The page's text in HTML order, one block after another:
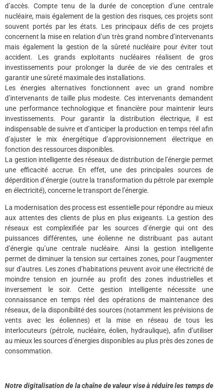
d’accès. Compte tenu de la durée de conception d’une centrale
nucléaire, mais également de la gestion des risques, ces projets sont
souvent portés par les états. Les principaux défis de ces projets
concernent la mise en relation d’un très grand nombre d’intervenants
mais également la gestion de la sûreté nucléaire pour éviter tout
accident. Les grands exploitants nucléaires réalisent de gros
investissements pour prolonger la durée de vie des centrales et
garantir une sûreté maximale des installations.
Les énergies alternatives fonctionnent avec un grand nombre
d’intervenants de taille plus modeste. Ces intervenants demandent
une performance technologique et financière pour maintenir leurs
investissements. Pour garantir la distribution électrique, il est
indispensable de suivre et d’anticiper la production en temps réel afin
d’ajuster le mix énergétique d’approvisionnement électrique en
fonction des ressources disponibles.
La gestion intelligente des réseaux de distribution de l’énergie permet
une efficacité accrue. En effet, une des principales sources de
déperdition d’énergie (outre la transformation du pétrole par exemple
en électricité), concerne le transport de l’énergie.
La modernisation des process est essentielle pour répondre au mieux
aux attentes des clients de plus en plus exigeants. La gestion des
réseaux est complexifiée par les sources d’énergie qui ont des
puissances différentes, une éolienne ne distribuant pas autant
d’énergie qu’une centrale nucléaire. Ainsi la gestion intelligente
permet de diminuer la tension sur certaines zones, pour l’augmenter
sur d’autres. Les zones d’habitations peuvent avoir une électricité de
moindre tension en journée au profit des zones industrielles et
inversement le soir. Cette gestion intelligente nécessite une
connaissance en temps réel des opérations de maintenance des
réseaux, de la disponibilité des sources (notamment les prévisions de
vents avec les éoliennes) et la mise en réseau de tous les
interlocuteurs (pétrole, nucléaire, éolien, hydraulique), afin d’utiliser
au mieux les sources d’énergies disponibles au plus près des zones de
consommation.
Notre digitalisation de la chaîne de valeur vise à réduire les temps de